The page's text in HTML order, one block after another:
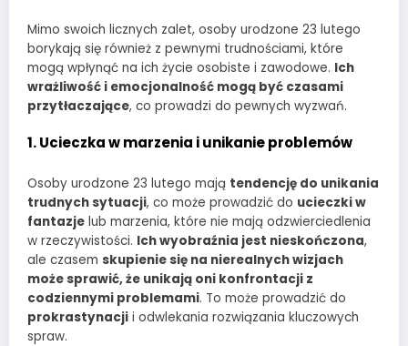
Mimo swoich licznych zalet, osoby urodzone 23 lutego
borykają się również z pewnymi trudnościami, które
mogą wpłynąć na ich życie osobiste i zawodowe. Ich
wrażliwość i emocjonalność mogą być czasami
przytłaczające, co prowadzi do pewnych wyzwań.
1. Ucieczka w marzenia i unikanie problemów
Osoby urodzone 23 lutego mają tendencję do unikania
trudnych sytuacji, co może prowadzić do ucieczki w
fantazje lub marzenia, które nie mają odzwierciedlenia
w rzeczywistości. Ich wyobraźnia jest nieskończona,
ale czasem skupienie się na nierealnych wizjach
może sprawić, że unikają oni konfrontacji z
codziennymi problemami. To może prowadzić do
prokrastynacji i odwlekania rozwiązania kluczowych
spraw.